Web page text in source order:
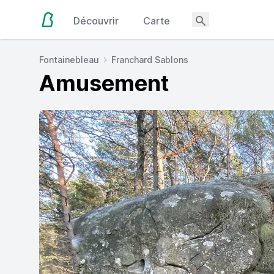
Découvrir Carte
Fontainebleau Franchard Sablons
Amusement